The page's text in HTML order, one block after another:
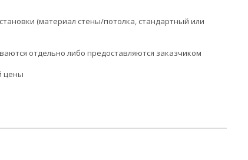
(материал стены/потолка, стандартный или
отдельно либо предоставляются заказчиком
цены